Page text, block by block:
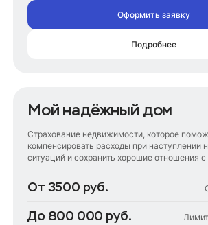
Оформить заявку
Подробнее
Мой надёжный дом
Страхование недвижимости, которое
компенсировать расходы при наступлении
ситуаций и сохранить хорошие отношения
От 3500 руб.
До 800 000 руб.